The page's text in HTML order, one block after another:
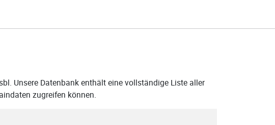
Unsere Datenbank enthält eine vollständige Liste aller
zugreifen können.